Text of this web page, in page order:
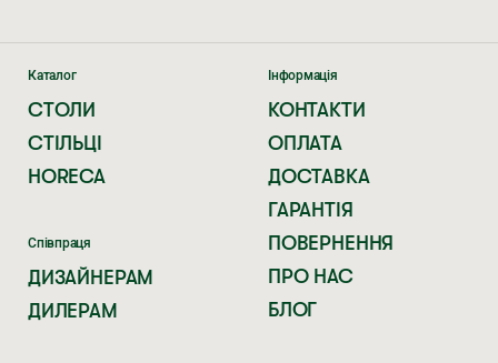
Каталог
СТОЛИ
СТІЛЬЦІ
HORECA
Співпраця
ДИЗАЙНЕРАМ
ДИЛЕРАМ
Інформація
КОНТАКТИ
ОПЛАТА
ДОСТАВКА
ГАРАНТІЯ
ПОВЕРНЕННЯ
ПРО НАС
БЛОГ